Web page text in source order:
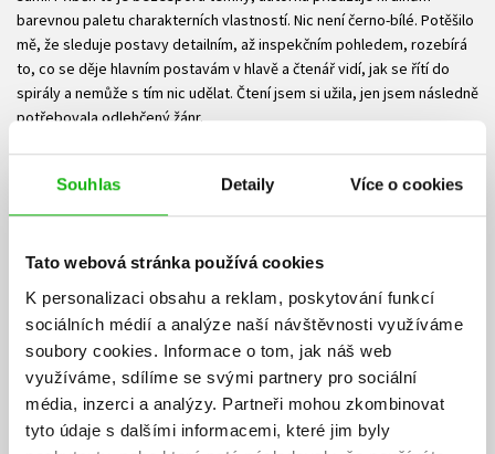
Souhlas Detaily Více o cookies
Tato webová stránka používá cookies
K personalizaci obsahu a reklam, poskytování funkcí
sociálních médií a analýze naší návštěvnosti využíváme
soubory cookies. Informace o tom, jak náš web
využíváme, sdílíme se svými partnery pro sociální
média, inzerci a analýzy. Partneři mohou zkombinovat
tyto údaje s dalšími informacemi, které jim byly
barevnou paletu charakterních vlastností. Nic není černo-bílé. Potěšilo
mě, že sleduje postavy detailním, až inspekčním pohledem, rozebírá
to, co se děje hlavním postavám v hlavě a čtenář vidí, jak se řítí do
spirály a nemůže s tím nic udělat. Čtení jsem si užila, jen jsem následně
potřebovala odlehčený žánr.
Eva Francová
Svatba je většinou veselá záležitost. Bohužel ne ta, kterou navštívíte
na začátku této knihy. Když se během ohňostroje ztratí nevěsta,
přichází na scénu kriminalisté, aby odhalili, co se stalo. Vypadá to
jednoduše a jednoznačně, ale to ještě netuší, že tu vlastně všichni lžou.
Toto je moje první setkání s autorkou. Její předchozí knihy v sérii –
Klekánice, Vodník a Dceřina kletba – jsem nečetla. Ale nevadí, knihy se
dají číst i samostatně. Jsou tu stejní vyšetřovatelé, které poznáváme
v jednotlivých dílech, ale případ je vždy samostatný. Moc mě na sérii